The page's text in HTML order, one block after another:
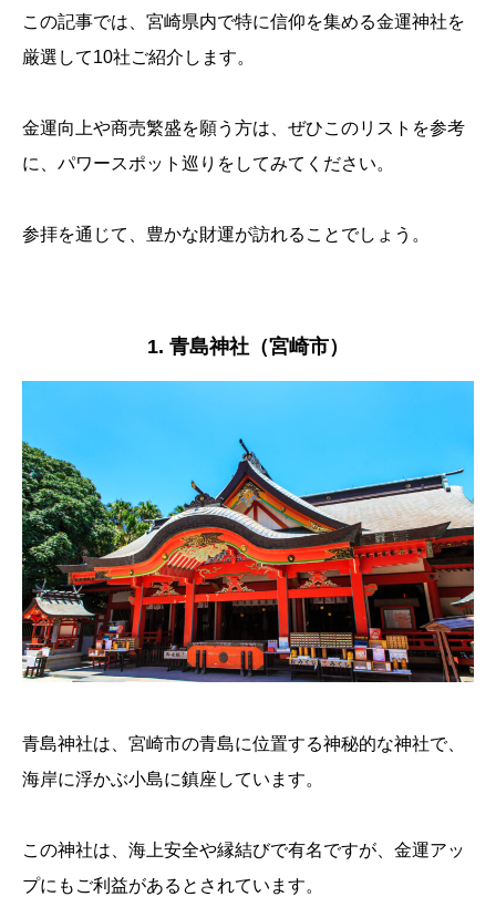
この記事では、宮崎県内で特に信仰を集める金運神社を
厳選して10社ご紹介します。
金運向上や商売繁盛を願う方は、ぜひこのリストを参考
に、パワースポット巡りをしてみてください。
参拝を通じて、豊かな財運が訪れることでしょう。
1. 青島神社（宮崎市）
青島神社は、宮崎市の青島に位置する神秘的な神社で、
海岸に浮かぶ小島に鎮座しています。
この神社は、海上安全や縁結びで有名ですが、金運アッ
プにもご利益があるとされています。